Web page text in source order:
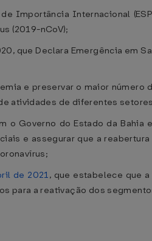
Importância Internacional
(2019-nCoV);
que Declara Emergência em
e preservar o maior
atividades de diferentes
o Governo do Estado da
e assegurar que a
de 2021, que estabelece que
para a reativação dos